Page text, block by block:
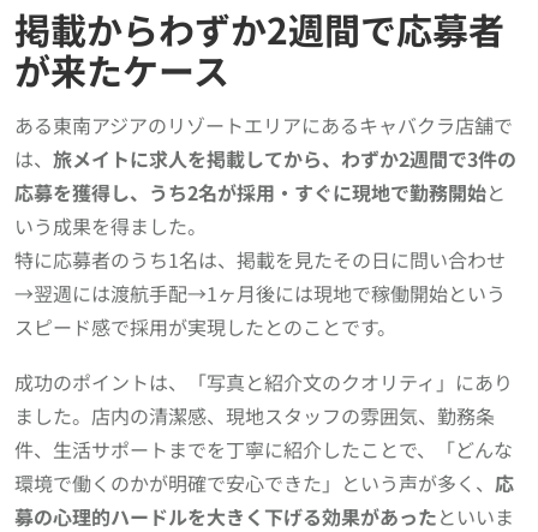
掲載からわずか2週間で応募者
が来たケース
ある東南アジアのリゾートエリアにあるキャバクラ店舗で
は、 旅メイトに求人を掲載してから、わずか2週間で3件の
応募を獲得し、うち2名が採用・すぐに現地で勤務開始と
いう成果を得ました。
特に応募者のうち1名は、掲載を見たその日に問い合わせ
→翌週には渡航手配→1ヶ月後には現地で稼働開始という
スピード感で採用が実現したとのことです。
成功のポイントは、「写真と紹介文のクオリティ」にあり
ました。店内の清潔感、現地スタッフの雰囲気、勤務条
件、生活サポートまでを丁寧に紹介したことで、「どんな
環境で働くのかが明確で安心できた」という声が多く、 応
募の心理的ハードルを大きく下げる効果があったといいま